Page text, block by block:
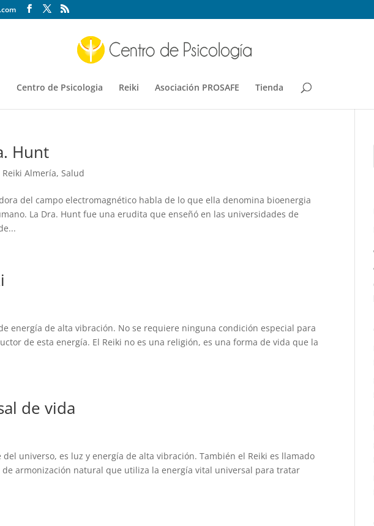
Centro de Psicologia Reiki Asociación PROSAFE Tienda
Hunt
Reiki Almería,Salud
del campo electromagnético habla de lo que ella denomina bioenergia
La Dra. Hunt fue una erudita que enseñó en las universidades de
energía de alta vibración. No se requiere ninguna condición especial para
de esta energía. El Reiki no es una religión, es una forma de vida que la
de vida
universo, es luz y energía de alta vibración. También el Reiki es llamado
armonización natural que utiliza la energía vital universal para tratar